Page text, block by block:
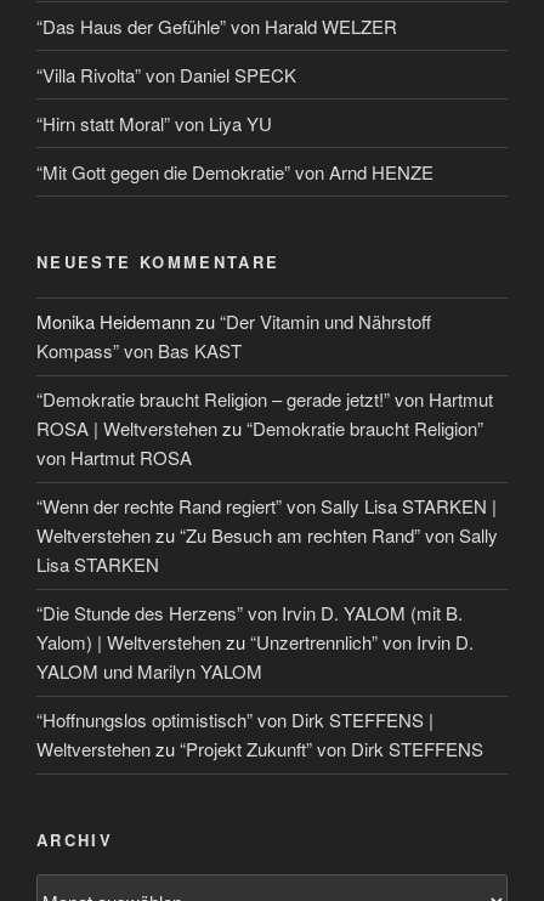
“Das Haus der Gefühle” von Harald WELZER
“Villa Rivolta” von Daniel SPECK
“Hirn statt Moral” von Liya YU
“Mit Gott gegen die Demokratie” von Arnd HENZE
NEUESTE KOMMENTARE
Monika Heidemannzu“Der Vitamin und Nährstoff
Kompass” von Bas KAST
“Demokratie braucht Religion – gerade jetzt!” von Hartmut
ROSA | Weltverstehenzu“Demokratie braucht Religion”
von Hartmut ROSA
“Wenn der rechte Rand regiert” von Sally Lisa STARKEN |
Weltverstehenzu“Zu Besuch am rechten Rand” von Sally
Lisa STARKEN
“Die Stunde des Herzens” von Irvin D. YALOM (mit B.
Yalom) | Weltverstehenzu“Unzertrennlich” von Irvin D.
YALOM und Marilyn YALOM
“Hoffnungslos optimistisch” von Dirk STEFFENS |
Weltverstehenzu“Projekt Zukunft” von Dirk STEFFENS
ARCHIV